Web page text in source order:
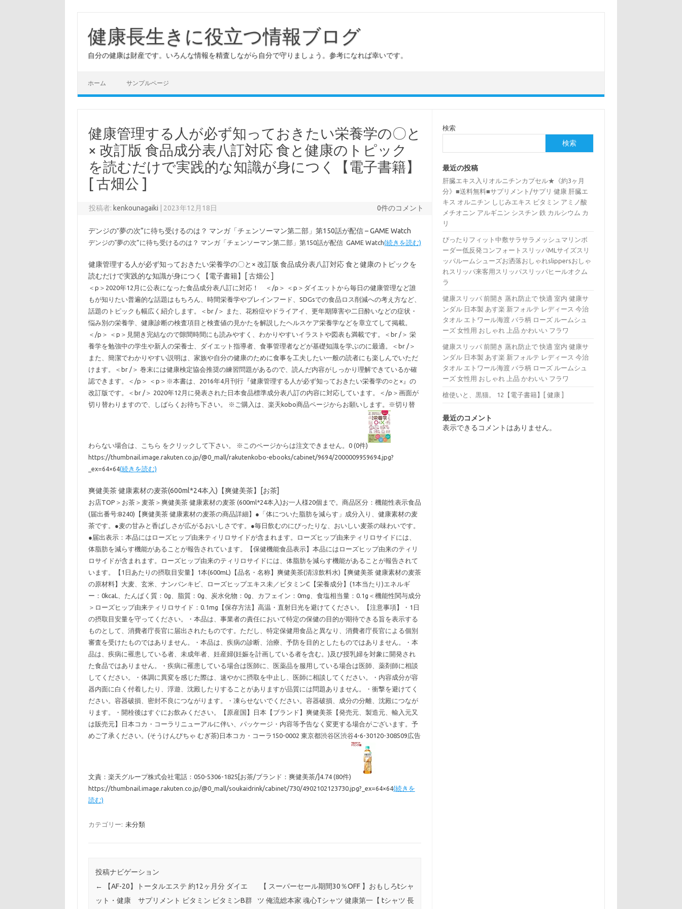
健康長生きに役立つ情報ブログ
自分の健康は財産です。いろんな情報を精査しながら自分で守りましょう。参考になれば幸いです。
ホーム サンプルページ
健康管理する人が必ず知っておきたい栄養学の〇と
× 改訂版 食品成分表八訂対応 食と健康のトピック
を読むだけで実践的な知識が身につく【電子書籍】
[ 古畑公 ]
投稿者: kenkounagaiki 2023年12月18日 0件のコメント
デンジの‟夢の次”に待ち受けるのは？ マンガ「チェンソーマン第二部」第150話が配信 – GAME Watch
デンジの‟夢の次”に待ち受けるのは？ マンガ「チェンソーマン第二部」第150話が配信 GAME Watch(続きを読む)
健康管理する人が必ず知っておきたい栄養学の〇と× 改訂版 食品成分表八訂対応 食と健康のトピックを
読むだけで実践的な知識が身につく【電子書籍】[ 古畑公 ]
＜p＞2020年12月に公表になった食品成分表八訂に対応！ ＜/p＞ ＜p＞ダイエットから毎日の健康管理など誰
もが知りたい普遍的な話題はもちろん、時間栄養学やブレインフード、SDGsでの食品ロス削減への考え方など、
話題のトピックも幅広く紹介します。＜br /＞ また、花粉症やドライアイ、更年期障害や二日酔いなどの症状・
悩み別の栄養学、健康診断の検査項目と検査値の見かたを解説したヘルスケア栄養学などを章立てして掲載。
＜/p＞ ＜p＞見開き完結なので隙間時間にも読みやすく、わかりやすいイラストや図表も満載です。＜br /＞ 栄
養学を勉強中の学生や新人の栄養士、ダイエット指導者、食事管理者などが基礎知識を学ぶのに最適。＜br /＞
また、簡潔でわかりやすい説明は、家族や自分の健康のために食事を工夫したい一般の読者にも楽しんでいただ
けます。＜br /＞ 巻末には健康検定協会推奨の練習問題があるので、読んだ内容がしっかり理解できているか確
認できます。＜/p＞ ＜p＞※本書は、2016年4月刊行『健康管理する人が必ず知っておきたい栄養学の○と×』の
改訂版です。＜br /＞ 2020年12月に発表された日本食品標準成分表八訂の内容に対応しています。＜/p＞画面が
切り替わりますので、しばらくお待ち下さい。 ※ご購入は、楽天kobo商品ページからお願いします。※切り替
わらない場合は、こちら をクリックして下さい。 ※このページからは注文できません。0 (0件)
https://thumbnail.image.rakuten.co.jp/@0_mall/rakutenkobo-ebooks/cabinet/9694/2000009959694.jpg?
_ex=64×64(続きを読む)
爽健美茶 健康素材の麦茶(600ml*24本入)【爽健美茶】[お茶]
お店TOP＞お茶＞麦茶＞爽健美茶 健康素材の麦茶 (600ml*24本入)お一人様20個まで。商品区分：機能性表示食品
(届出番号:B240)【爽健美茶 健康素材の麦茶の商品詳細】●「体についた脂肪を減らす」成分入り、健康素材の麦
茶です。●麦の甘みと香ばしさが広がるおいしさです。●毎日飲むのにぴったりな、おいしい麦茶の味わいです。
●届出表示：本品にはローズヒップ由来ティリロサイドが含まれます。ローズヒップ由来ティリロサイドには、
体脂肪を減らす機能があることが報告されています。【保健機能食品表示】本品にはローズヒップ由来のティリ
ロサイドが含まれます。ローズヒップ由来のティリロサイドには、体脂肪を減らす機能があることが報告されて
います。【1日あたりの摂取目安量】1本(600mL)【品名・名称】爽健美茶(清涼飲料水)【爽健美茶 健康素材の麦茶
の原材料】大麦、玄米、ナンバンキビ、ローズヒップエキス未／ビタミンC【栄養成分】(1本当たり)エネルギ
ー：0kcaL、たんぱく質：0g、脂質：0g、炭水化物：0g、カフェイン：0mg、食塩相当量：0.1g＜機能性関与成分
＞ローズヒップ由来ティリロサイド：0.1mg【保存方法】高温・直射日光を避けてください。【注意事項】・1日
の摂取目安量を守ってください。・本品は、事業者の責任において特定の保健の目的が期待できる旨を表示する
ものとして、消費者庁長官に届出されたものです。ただし、特定保健用食品と異なり、消費者庁長官による個別
審査を受けたものではありません。・本品は、疾病の診断、治療、予防を目的としたものではありません。・本
品は、疾病に罹患している者、未成年者、妊産婦(妊娠を計画している者を含む。)及び授乳婦を対象に開発され
た食品ではありません。・疾病に罹患している場合は医師に、医薬品を服用している場合は医師、薬剤師に相談
してください。・体調に異変を感じた際は、速やかに摂取を中止し、医師に相談してください。・内容成分が容
器内面に白く付着したり、浮遊、沈殿したりすることがありますが品質には問題ありません。・衝撃を避けてく
ださい。容器破損、密封不良につながります。・凍らせないでください。容器破損、成分の分離、沈殿につなが
ります。・開栓後はすぐにお飲みください。【原産国】日本【ブランド】爽健美茶【発売元、製造元、輸入元又
は販売元】日本コカ・コーラリニューアルに伴い、パッケージ・内容等予告なく変更する場合がございます。予
めご了承ください。(そうけんびちゃ むぎ茶)日本コカ・コーラ150-0002 東京都渋谷区渋谷4-6-30120-308509広告
文責：楽天グループ株式会社電話：050-5306-1825[お茶/ブランド：爽健美茶/]4.74 (80件)
https://thumbnail.image.rakuten.co.jp/@0_mall/soukaidrink/cabinet/730/4902102123730.jpg?_ex=64×64(続きを
読む)
カテゴリー: 未分類
投稿ナビゲーション
←
【AF-20】トータルエステ 約12ヶ月分 ダイエ
ット・健康 サプリメント ビタミン ビタミンB群
【 スーパーセール期間30％OFF 】おもしろtシャ
ツ 俺流総本家 魂心Tシャツ 健康第一【 tシャツ 長
検索
検索
最近の投稿
肝臓エキス入りオルニチンカプセル★《約3ヶ月
分》■送料無料■サプリメント/サプリ 健康 肝臓エ
キス オルニチン しじみエキス ビタミン アミノ酸
メチオニン アルギニン シスチン 鉄 カルシウム カ
リ
ぴったりフィット中敷サラサラメッシュマリンボ
ーダー低反発コンフォートスリッパMLサイズスリ
ッパルームシューズお洒落おしゃれslippersおしゃ
れスリッパ来客用スリッパスリッパヒールオクム
ラ
健康スリッパ 前開き 蒸れ防止で 快適 室内 健康サ
ンダル 日本製 あす楽 新フォルテ レディース 今治
タオル エトワール海渡 バラ柄 ローズ ルームシュ
ーズ 女性用 おしゃれ 上品 かわいい フラワ
健康スリッパ 前開き 蒸れ防止で 快適 室内 健康サ
ンダル 日本製 あす楽 新フォルテ レディース 今治
タオル エトワール海渡 バラ柄 ローズ ルームシュ
ーズ 女性用 おしゃれ 上品 かわいい フラワ
槍使いと、黒猫。 12【電子書籍】[ 健康 ]
最近のコメント
表示できるコメントはありません。